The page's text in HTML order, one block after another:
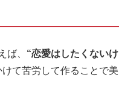
e
ば、 “恋愛はしたくないけ
て苦労して作ることで美